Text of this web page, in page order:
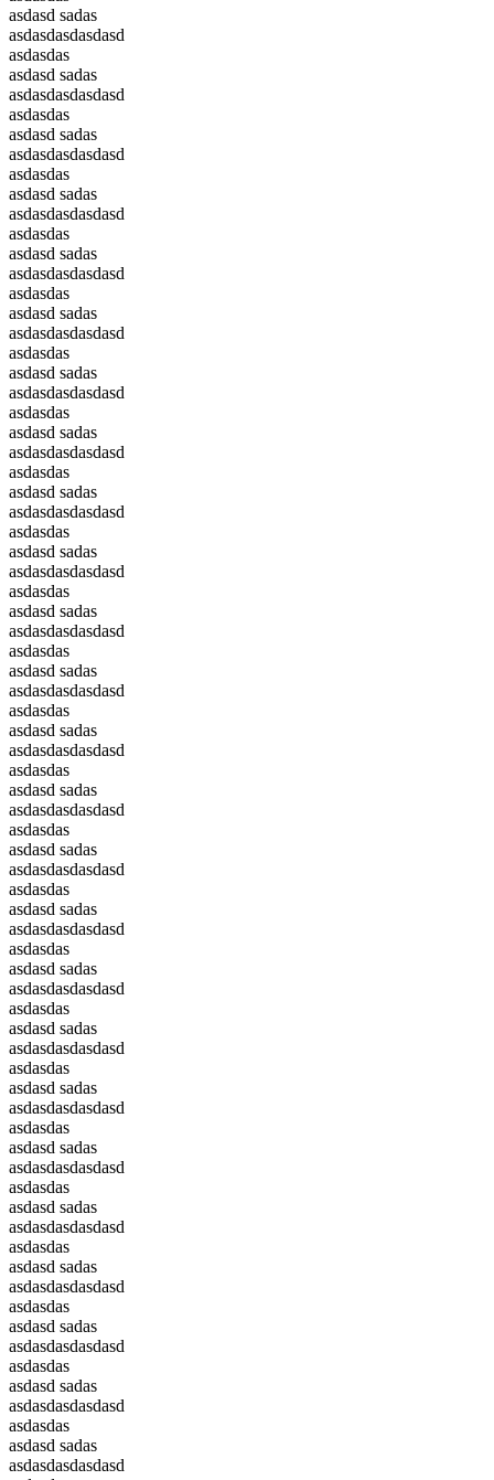
asdasd sadas
asdasdasdasdasd
asdasdas
asdasd sadas
asdasdasdasdasd
asdasdas
asdasd sadas
asdasdasdasdasd
asdasdas
asdasd sadas
asdasdasdasdasd
asdasdas
asdasd sadas
asdasdasdasdasd
asdasdas
asdasd sadas
asdasdasdasdasd
asdasdas
asdasd sadas
asdasdasdasdasd
asdasdas
asdasd sadas
asdasdasdasdasd
asdasdas
asdasd sadas
asdasdasdasdasd
asdasdas
asdasd sadas
asdasdasdasdasd
asdasdas
asdasd sadas
asdasdasdasdasd
asdasdas
asdasd sadas
asdasdasdasdasd
asdasdas
asdasd sadas
asdasdasdasdasd
asdasdas
asdasd sadas
asdasdasdasdasd
asdasdas
asdasd sadas
asdasdasdasdasd
asdasdas
asdasd sadas
asdasdasdasdasd
asdasdas
asdasd sadas
asdasdasdasdasd
asdasdas
asdasd sadas
asdasdasdasdasd
asdasdas
asdasd sadas
asdasdasdasdasd
asdasdas
asdasd sadas
asdasdasdasdasd
asdasdas
asdasd sadas
asdasdasdasdasd
asdasdas
asdasd sadas
asdasdasdasdasd
asdasdas
asdasd sadas
asdasdasdasdasd
asdasdas
asdasd sadas
asdasdasdasdasd
asdasdas
asdasd sadas
asdasdasdasdasd